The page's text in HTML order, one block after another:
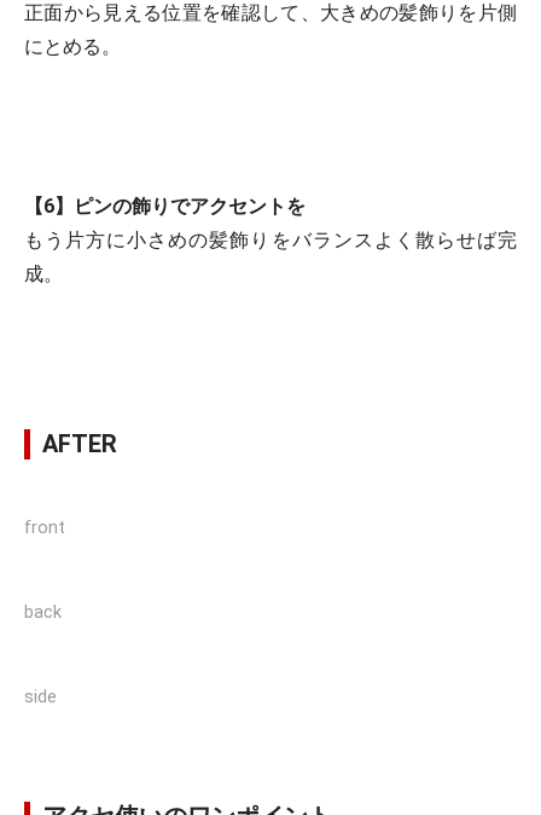
正面から見える位置を確認して、大きめの髪飾りを片側
にとめる。
【6】ピンの飾りでアクセントを
もう片方に小さめの髪飾りをバランスよく散らせば完
成。
AFTER
front
back
side